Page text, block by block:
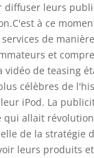
diffuser leurs
à ce
de
et
de teasing
célèbres de
iPod. La
allait
de la stratégie
leurs produits